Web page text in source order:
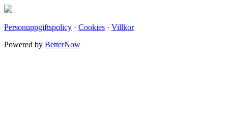
Personuppgiftspolicy · Cookies · Villkor
Powered by BetterNow